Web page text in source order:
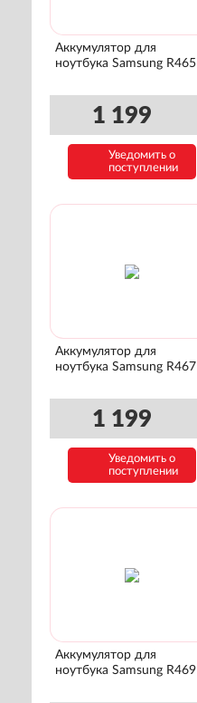
Аккумулятор для
ноутбука Samsung R465
1 199
Уведомить о
поступлении
Аккумулятор для
ноутбука Samsung R467
1 199
Уведомить о
поступлении
Аккумулятор для
ноутбука Samsung R469